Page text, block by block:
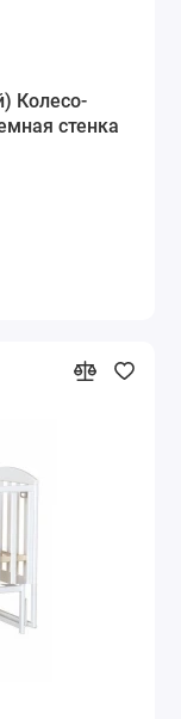
Колесо-
стенка